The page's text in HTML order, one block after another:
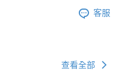
客服
查看全部